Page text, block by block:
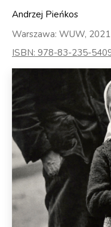
Andrzej Pieńkos
Warszawa: WUW, 2021
ISBN: 978-83-235-